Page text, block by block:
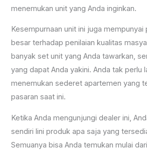
menemukan unit yang Anda inginkan.
Kesempurnaan unit ini juga mempunyai
besar terhadap penilaian kualitas
banyak set unit yang Anda tawarkan,
yang dapat Anda yakini. Anda tak perlu
menemukan sederet apartemen yang
pasaran saat ini.
Ketika Anda mengunjungi dealer ini,
sendiri lini produk apa saja yang
Semuanya bisa Anda temukan mulai